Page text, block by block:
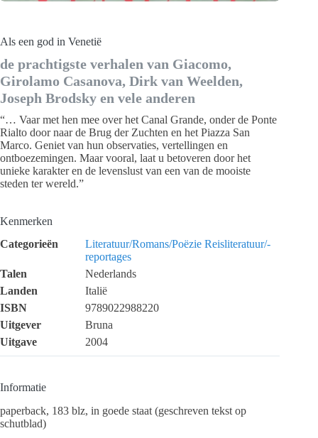
Als een god in Venetië
de prachtigste verhalen van Giacomo,
Girolamo Casanova, Dirk van Weelden,
Joseph Brodsky en vele anderen
“… Vaar met hen mee over het Canal Grande, onder de Ponte
Rialto door naar de Brug der Zuchten en het Piazza San
Marco. Geniet van hun observaties, vertellingen en
ontboezemingen. Maar vooral, laat u betoveren door het
unieke karakter en de levenslust van een van de mooiste
steden ter wereld.”
Kenmerken
Categorieën
Literatuur/Romans/Poëzie Reisliteratuur/-
reportages
Talen
Nederlands
Landen
Italië
ISBN
9789022988220
Uitgever
Bruna
Uitgave
2004
Informatie
paperback, 183 blz, in goede staat (geschreven tekst op
schutblad)